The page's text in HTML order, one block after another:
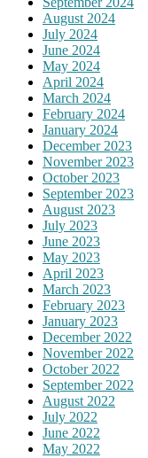
August 2024
July 2024
June 2024
May 2024
April 2024
March 2024
February 2024
January 2024
December 2023
November 2023
October 2023
September 2023
August 2023
July 2023
June 2023
May 2023
April 2023
March 2023
February 2023
January 2023
December 2022
November 2022
October 2022
September 2022
August 2022
July 2022
June 2022
May 2022